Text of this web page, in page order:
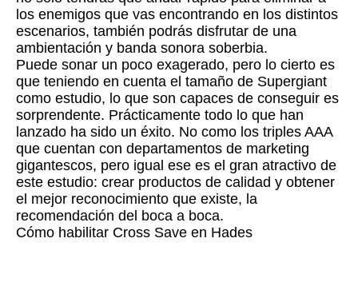
los enemigos que vas encontrando en los distintos
escenarios, también podrás disfrutar de una
ambientación y banda sonora soberbia.
Puede sonar un poco exagerado, pero lo cierto es
que teniendo en cuenta el tamaño de Supergiant
como estudio, lo que son capaces de conseguir es
sorprendente. Prácticamente todo lo que han
lanzado ha sido un éxito. No como los triples AAA
que cuentan con departamentos de marketing
gigantescos, pero igual ese es el gran atractivo de
este estudio: crear productos de calidad y obtener
el mejor reconocimiento que existe, la
recomendación del boca a boca.
Cómo habilitar Cross Save en Hades